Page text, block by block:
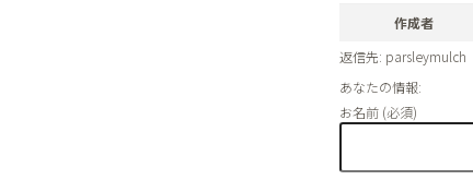
作成者
返信先: parsleymulch
あなたの情報:
お名前 (必須)